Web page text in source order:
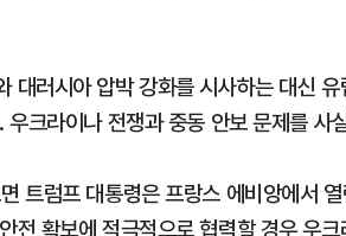
대러시아 압박 강화를 시사하는 대신
크라이나 전쟁과 중동 안보 문제를 사
트럼프 대통령은 프랑스 에비앙에서
전 확보에 적극적으로 협력할 경우 우